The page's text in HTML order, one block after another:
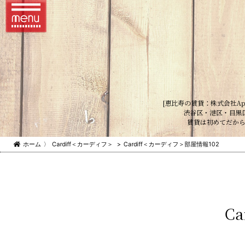
[恵比寿の賃貸：株式会社
渋谷区・港区・目黒
賃貸は初めてだか
ホーム 〉 Cardiff＜カーディフ＞ > Cardiff＜カーディフ＞部屋情報102